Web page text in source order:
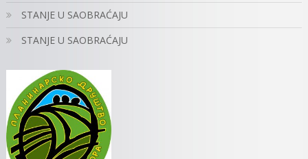
STANJE U SAOBRAĆAJU
STANJE U SAOBRAĆAJU